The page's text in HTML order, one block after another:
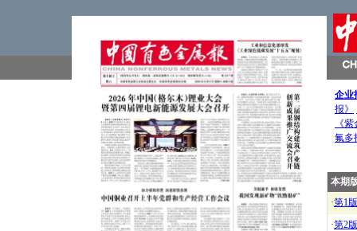
企业
报》
《
氟多
本期
·第1版
·第2版